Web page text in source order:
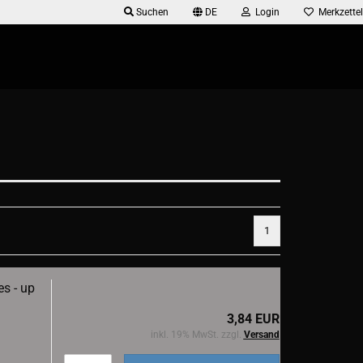
Suchen DE Login Merkzettel
1
- up
3,84 EUR
inkl. 19% MwSt. zzgl. Versand